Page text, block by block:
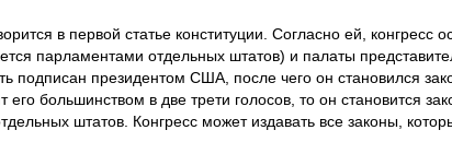
в первой статье конституции. Согласно ей, конгресс
парламентами отдельных штатов) и палаты
подписан президентом США, после чего он становился
большинством в две трети голосов, то он становится
штатов. Конгресс может издавать все законы,